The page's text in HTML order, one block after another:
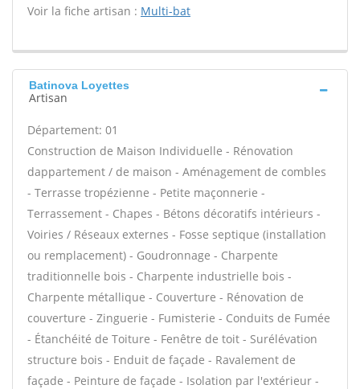
Voir la fiche artisan : Multi-bat
Batinova Loyettes
Artisan
Département: 01
Construction de Maison Individuelle - Rénovation
dappartement / de maison - Aménagement de combles
- Terrasse tropézienne - Petite maçonnerie -
Terrassement - Chapes - Bétons décoratifs intérieurs -
Voiries / Réseaux externes - Fosse septique (installation
ou remplacement) - Goudronnage - Charpente
traditionnelle bois - Charpente industrielle bois -
Charpente métallique - Couverture - Rénovation de
couverture - Zinguerie - Fumisterie - Conduits de Fumée
- Étanchéité de Toiture - Fenêtre de toit - Surélévation
structure bois - Enduit de façade - Ravalement de
façade - Peinture de façade - Isolation par l'extérieur -